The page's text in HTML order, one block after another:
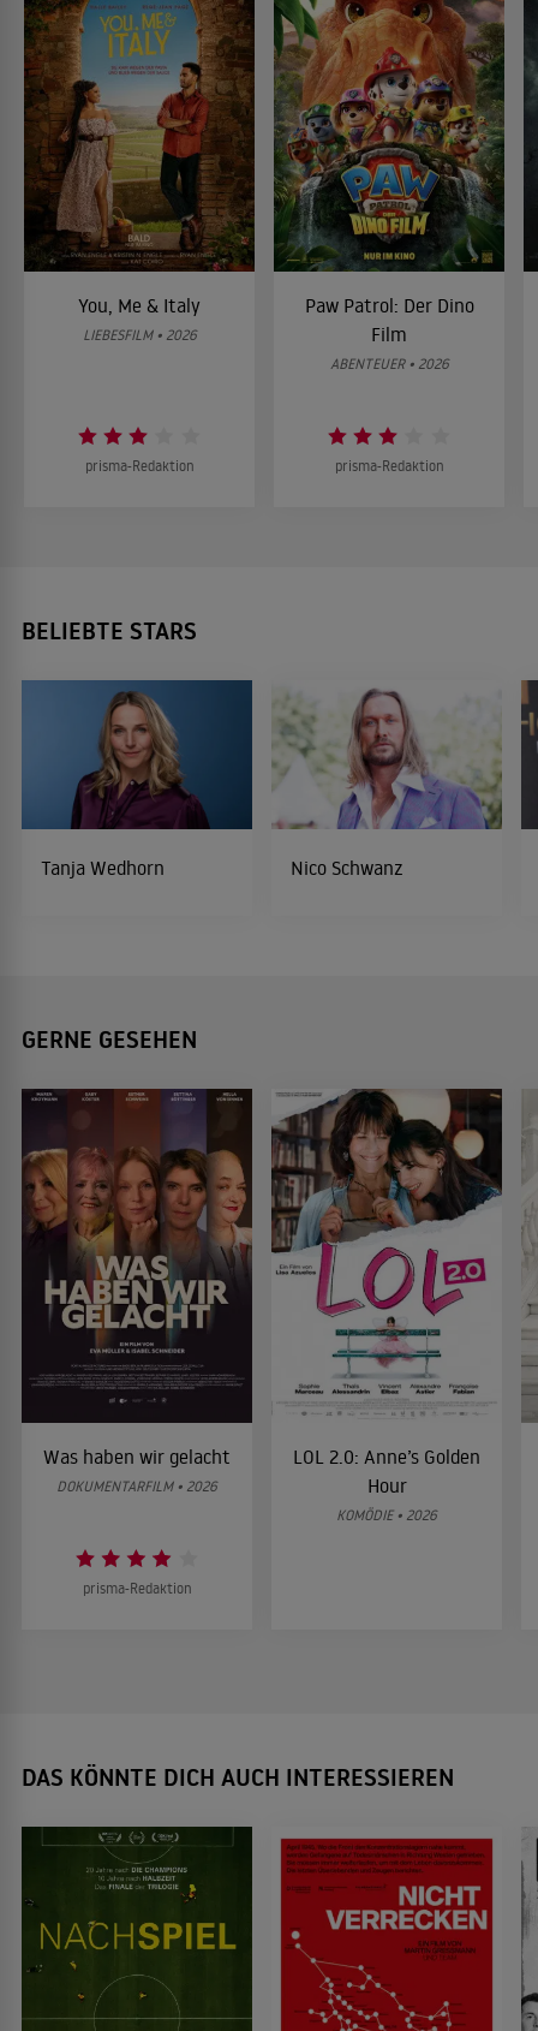
You, Me & Italy
LIEBESFILM • 2026
prisma-Redaktion
Paw Patrol: Der Dino
Film
ABENTEUER • 2026
prisma-Redaktion
BELIEBTE STARS
Tanja Wedhorn Nico Schwanz
GERNE GESEHEN
Was haben wir gelacht
DOKUMENTARFILM • 2026
prisma-Redaktion
LOL 2.0: Anne’s Golden
Hour
KOMÖDIE • 2026
DAS KÖNNTE DICH AUCH INTERESSIEREN